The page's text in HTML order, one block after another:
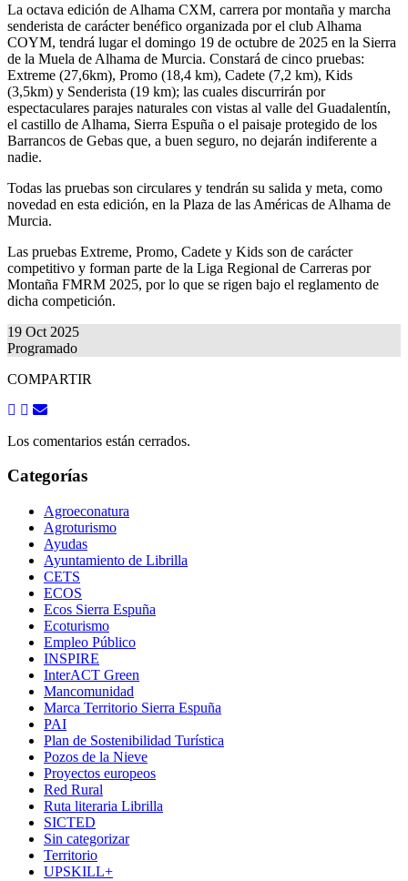
La octava edición de Alhama CXM, carrera por montaña y marcha
senderista de carácter benéfico organizada por el club Alhama
COYM, tendrá lugar el domingo 19 de octubre de 2025 en la Sierra
de la Muela de Alhama de Murcia. Constará de cinco pruebas:
Extreme (27,6km), Promo (18,4 km), Cadete (7,2 km), Kids
(3,5km) y Senderista (19 km); las cuales discurrirán por
espectaculares parajes naturales con vistas al valle del Guadalentín,
el castillo de Alhama, Sierra Espuña o el paisaje protegido de los
Barrancos de Gebas que, a buen seguro, no dejarán indiferente a
nadie.
Todas las pruebas son circulares y tendrán su salida y meta, como
novedad en esta edición, en la Plaza de las Américas de Alhama de
Murcia.
Las pruebas Extreme, Promo, Cadete y Kids son de carácter
competitivo y forman parte de la Liga Regional de Carreras por
Montaña FMRM 2025, por lo que se rigen bajo el reglamento de
dicha competición.
19 Oct 2025
Programado
COMPARTIR
Los comentarios están cerrados.
Categorías
Agroeconatura
Agroturismo
Ayudas
Ayuntamiento de Librilla
CETS
ECOS
Ecos Sierra Espuña
Ecoturismo
Empleo Público
INSPIRE
InterACT Green
Mancomunidad
Marca Territorio Sierra Espuña
PAI
Plan de Sostenibilidad Turística
Pozos de la Nieve
Proyectos europeos
Red Rural
Ruta literaria Librilla
SICTED
Sin categorizar
Territorio
UPSKILL+